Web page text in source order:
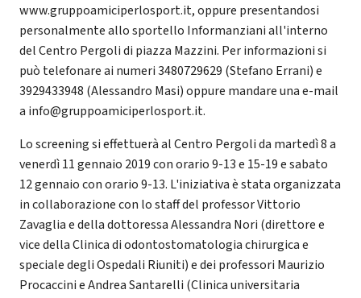
www.gruppoamiciperlosport.it, oppure presentandosi
personalmente allo sportello Informanziani all'interno
del Centro Pergoli di piazza Mazzini. Per informazioni si
può telefonare ai numeri 3480729629 (Stefano Errani) e
3929433948 (Alessandro Masi) oppure mandare una e-mail
a info@gruppoamiciperlosport.it.
Lo screening si effettuerà al Centro Pergoli da martedì 8 a
venerdì 11 gennaio 2019 con orario 9-13 e 15-19 e sabato
12 gennaio con orario 9-13. L'iniziativa è stata organizzata
in collaborazione con lo staff del professor Vittorio
Zavaglia e della dottoressa Alessandra Nori (direttore e
vice della Clinica di odontostomatologia chirurgica e
speciale degli Ospedali Riuniti) e dei professori Maurizio
Procaccini e Andrea Santarelli (Clinica universitaria